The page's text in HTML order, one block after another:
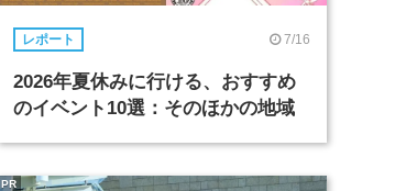
レポート 7/16
2026年夏休みに行ける、おすすめ
のイベント10選：そのほかの地域
PR